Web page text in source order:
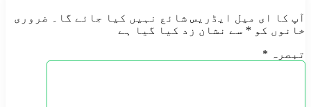
آپ کا ای میل ایڈریس شائع نہیں کیا جائے گا۔
ضروری
خانوں کو * سے نشان زد کیا گیا ہے
تبصرہ *